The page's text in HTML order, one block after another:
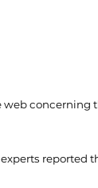
concerning
reported